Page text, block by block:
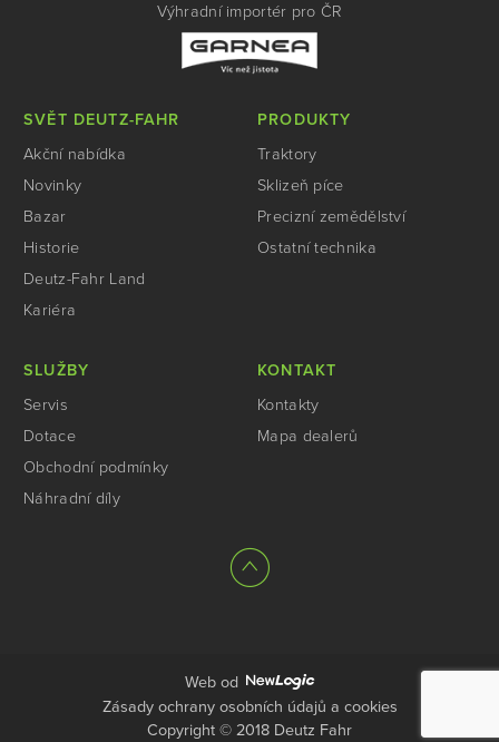
Výhradní importér pro ČR
SVĚT DEUTZ-FAHR
Akční nabídka
Novinky
Bazar
Historie
Deutz-Fahr Land
Kariéra
PRODUKTY
Traktory
Sklizeň píce
Precizní zemědělství
Ostatní technika
SLUŽBY
Servis
Dotace
Obchodní podmínky
Náhradní díly
KONTAKT
Kontakty
Mapa dealerů
Web od
Zásady ochrany osobních údajů a cookies
Copyright © 2018 Deutz Fahr